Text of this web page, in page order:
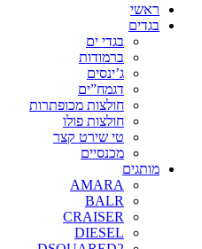
ראשי
בגדים
בגדי ים
ברמודות
ג’ינסים
דגמח”ים
חולצות מכופתרות
חולצות פולו
טי שירט קצר
מכנסיים
מותגים
AMARA
BALR
CRAISER
DIESEL